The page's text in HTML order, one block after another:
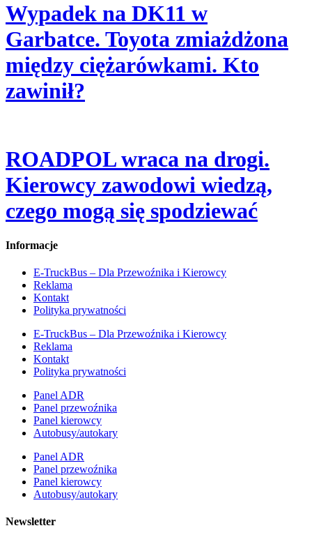
Wypadek na DK11 w
Garbatce. Toyota zmiażdżona
między ciężarówkami. Kto
zawinił?
ROADPOL wraca na drogi.
Kierowcy zawodowi wiedzą,
czego mogą się spodziewać
Informacje
E-TruckBus – Dla Przewoźnika i Kierowcy
Reklama
Kontakt
Polityka prywatności
E-TruckBus – Dla Przewoźnika i Kierowcy
Reklama
Kontakt
Polityka prywatności
Panel ADR
Panel przewoźnika
Panel kierowcy
Autobusy/autokary
Panel ADR
Panel przewoźnika
Panel kierowcy
Autobusy/autokary
Newsletter